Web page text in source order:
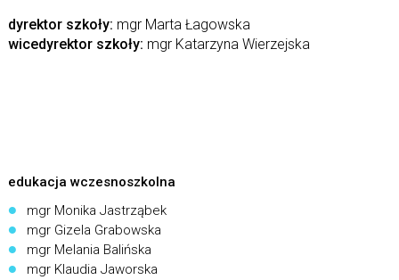
dyrektor szkoły: mgr Marta Łagowska
wicedyrektor szkoły: mgr Katarzyna Wierzejska
edukacja wczesnoszkolna
mgr Monika Jastrząbek
mgr Gizela Grabowska
mgr Melania Balińska
mgr Klaudia Jaworska